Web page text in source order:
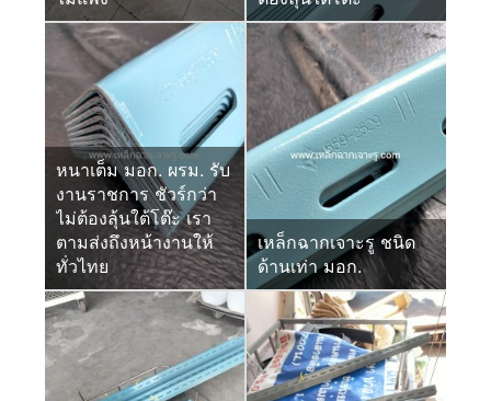
หนาเต็ม มอก. ผรม. รับ
งานราชการ ชัวร์กว่า
ไม่ต้องลุ้นใต้โต๊ะ เรา
ตามส่งถึงหน้างานให้
ทั่วไทย
เหล็กฉากเจาะรู ชนิด
ด้านเท่า มอก.